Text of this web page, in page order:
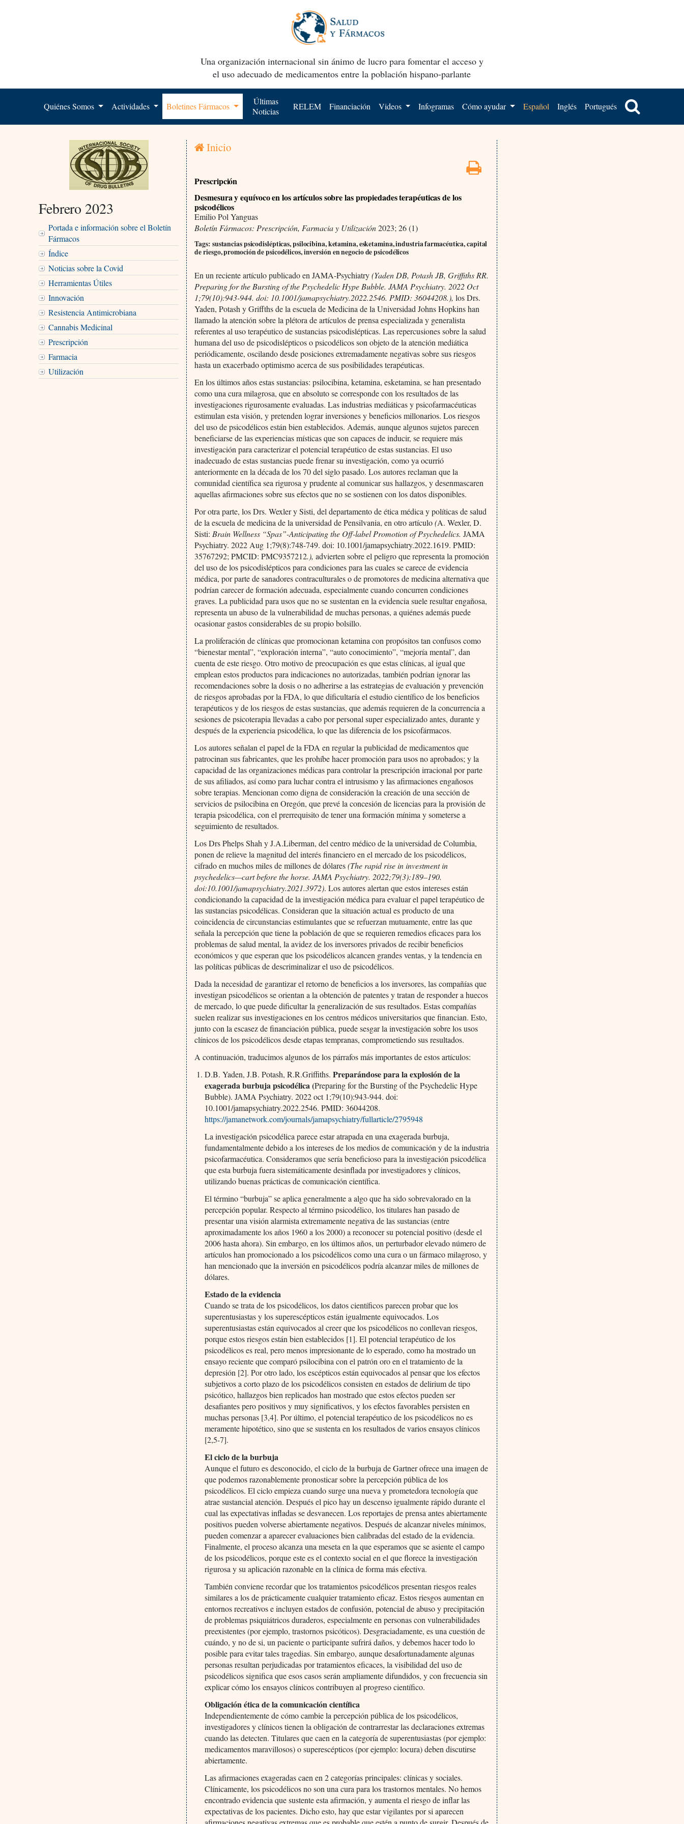
Una organización internacional sin ánimo de lucro para fomentar el acceso y
el uso adecuado de medicamentos entre la población hispano-parlante
Quiénes Somos Actividades Boletines Fármacos
Últimas
Noticias
RELEM Financiación Videos Infogramas Cómo ayudar Español Inglés Portugués
Febrero 2023
Portada e información sobre el Boletín
Fármacos
Índice
Noticias sobre la Covid
Herramientas Útiles
Innovación
Resistencia Antimicrobiana
Cannabis Medicinal
Prescripción
Farmacia
Utilización
Inicio
Prescripción
Desmesura y equívoco en los artículos sobre las propiedades terapéuticas de los
psicodélicos
Emilio Pol Yanguas
Boletín Fármacos: Prescripción, Farmacia y Utilización2023; 26 (1)
Tags: sustancias psicodislépticas, psilocibina, ketamina, esketamina, industria farmacéutica, capital
de riesgo, promoción de psicodélicos, inversión en negocio de psicodélicos
En un reciente artículo publicado en JAMA-Psychiatry(Yaden DB, Potash JB, Griffiths RR.
Preparing for the Bursting of the Psychedelic Hype Bubble. JAMA Psychiatry. 2022 Oct
1;79(10):943-944. doi: 10.1001/jamapsychiatry.2022.2546. PMID: 36044208.), los Drs.
Yaden, Potash y Griffths de la escuela de Medicina de la Universidad Johns Hopkins han
llamado la atención sobre la plétora de artículos de prensa especializada y generalista
referentes al uso terapéutico de sustancias psicodislépticas. Las repercusiones sobre la salud
humana del uso de psicodislépticos o psicodélicos son objeto de la atención mediática
periódicamente, oscilando desde posiciones extremadamente negativas sobre sus riesgos
hasta un exacerbado optimismo acerca de sus posibilidades terapéuticas.
En los últimos años estas sustancias: psilocibina, ketamina, esketamina, se han presentado
como una cura milagrosa, que en absoluto se corresponde con los resultados de las
investigaciones rigurosamente evaluadas. Las industrias mediáticas y psicofarmacéuticas
estimulan esta visión, y pretenden lograr inversiones y beneficios millonarios. Los riesgos
del uso de psicodélicos están bien establecidos. Además, aunque algunos sujetos parecen
beneficiarse de las experiencias místicas que son capaces de inducir, se requiere más
investigación para caracterizar el potencial terapéutico de estas sustancias. El uso
inadecuado de estas sustancias puede frenar su investigación, como ya ocurrió
anteriormente en la década de los 70 del siglo pasado. Los autores reclaman que la
comunidad científica sea rigurosa y prudente al comunicar sus hallazgos, y desenmascaren
aquellas afirmaciones sobre sus efectos que no se sostienen con los datos disponibles.
Por otra parte, los Drs. Wexler y Sisti, del departamento de ética médica y políticas de salud
de la escuela de medicina de la universidad de Pensilvania, en otro artículo(A. Wexler, D.
Sisti: Brain Wellness “Spas”-Anticipating the Off-label Promotion of Psychedelics.JAMA
Psychiatry. 2022 Aug 1;79(8):748-749. doi: 10.1001/jamapsychiatry.2022.1619. PMID:
35767292; PMCID: PMC9357212.), advierten sobre el peligro que representa la promoción
del uso de los psicodislépticos para condiciones para las cuales se carece de evidencia
médica, por parte de sanadores contraculturales o de promotores de medicina alternativa que
podrían carecer de formación adecuada, especialmente cuando concurren condiciones
graves. La publicidad para usos que no se sustentan en la evidencia suele resultar engañosa,
representa un abuso de la vulnerabilidad de muchas personas, a quiénes además puede
ocasionar gastos considerables de su propio bolsillo.
La proliferación de clínicas que promocionan ketamina con propósitos tan confusos como
“bienestar mental”, “exploración interna”, “auto conocimiento”, “mejoría mental”, dan
cuenta de este riesgo. Otro motivo de preocupación es que estas clínicas, al igual que
emplean estos productos para indicaciones no autorizadas, también podrían ignorar las
recomendaciones sobre la dosis o no adherirse a las estrategias de evaluación y prevención
de riesgos aprobadas por la FDA, lo que dificultaría el estudio científico de los beneficios
terapéuticos y de los riesgos de estas sustancias, que además requieren de la concurrencia a
sesiones de psicoterapia llevadas a cabo por personal super especializado antes, durante y
después de la experiencia psicodélica, lo que las diferencia de los psicofármacos.
Los autores señalan el papel de la FDA en regular la publicidad de medicamentos que
patrocinan sus fabricantes, que les prohíbe hacer promoción para usos no aprobados; y la
capacidad de las organizaciones médicas para controlar la prescripción irracional por parte
de sus afiliados, así como para luchar contra el intrusismo y las afirmaciones engañosos
sobre terapias. Mencionan como digna de consideración la creación de una sección de
servicios de psilocibina en Oregón, que prevé la concesión de licencias para la provisión de
terapia psicodélica, con el prerrequisito de tener una formación mínima y someterse a
seguimiento de resultados.
Los Drs Phelps Shah y J.A.Liberman, del centro médico de la universidad de Columbia,
ponen de relieve la magnitud del interés financiero en el mercado de los psicodélicos,
cifrado en muchos miles de millones de dólares(The rapid rise in investment in
psychedelics—cart before the horse. JAMA Psychiatry. 2022;79(3):189–190.
doi:10.1001/jamapsychiatry.2021.3972). Los autores alertan que estos intereses están
condicionando la capacidad de la investigación médica para evaluar el papel terapéutico de
las sustancias psicodélicas. Consideran que la situación actual es producto de una
coincidencia de circunstancias estimulantes que se refuerzan mutuamente, entre las que
señala la percepción que tiene la población de que se requieren remedios eficaces para los
problemas de salud mental, la avidez de los inversores privados de recibir beneficios
económicos y que esperan que los psicodélicos alcancen grandes ventas, y la tendencia en
las políticas públicas de descriminalizar el uso de psicodélicos.
Dada la necesidad de garantizar el retorno de beneficios a los inversores, las compañías que
investigan psicodélicos se orientan a la obtención de patentes y tratan de responder a huecos
de mercado, lo que puede dificultar la generalización de sus resultados. Estas compañías
suelen realizar sus investigaciones en los centros médicos universitarios que financian. Esto,
junto con la escasez de financiación pública, puede sesgar la investigación sobre los usos
clínicos de los psicodélicos desde etapas tempranas, comprometiendo sus resultados.
A continuación, traducimos algunos de los párrafos más importantes de estos artículos:
D.B. Yaden, J.B. Potash, R.R.Griffiths.Preparándose para la explosión de la
exagerada burbuja psicodélica (Preparing for the Bursting of the Psychedelic Hype
Bubble). JAMA Psychiatry. 2022 oct 1;79(10):943-944. doi:
10.1001/jamapsychiatry.2022.2546. PMID: 36044208.
https://jamanetwork.com/journals/jamapsychiatry/fullarticle/2795948
La investigación psicodélica parece estar atrapada en una exagerada burbuja,
fundamentalmente debido a los intereses de los medios de comunicación y de la industria
psicofarmacéutica. Consideramos que sería beneficioso para la investigación psicodélica
que esta burbuja fuera sistemáticamente desinflada por investigadores y clínicos,
utilizando buenas prácticas de comunicación científica.
El término “burbuja” se aplica generalmente a algo que ha sido sobrevalorado en la
percepción popular. Respecto al término psicodélico, los titulares han pasado de
presentar una visión alarmista extremamente negativa de las sustancias (entre
aproximadamente los años 1960 a los 2000) a reconocer su potencial positivo (desde el
2006 hasta ahora). Sin embargo, en los últimos años, un perturbador elevado número de
artículos han promocionado a los psicodélicos como una cura o un fármaco milagroso, y
han mencionado que la inversión en psicodélicos podría alcanzar miles de millones de
dólares.
Estado de la evidencia
Cuando se trata de los psicodélicos, los datos científicos parecen probar que los
superentusiastas y los superescépticos están igualmente equivocados. Los
superentusiastas están equivocados al creer que los psicodélicos no conllevan riesgos,
porque estos riesgos están bien establecidos [1]. El potencial terapéutico de los
psicodélicos es real, pero menos impresionante de lo esperado, como ha mostrado un
ensayo reciente que comparó psilocibina con el patrón oro en el tratamiento de la
depresión [2]. Por otro lado, los escépticos están equivocados al pensar que los efectos
subjetivos a corto plazo de los psicodélicos consisten en estados de delirium de tipo
psicótico, hallazgos bien replicados han mostrado que estos efectos pueden ser
desafiantes pero positivos y muy significativos, y los efectos favorables persisten en
muchas personas [3,4]. Por último, el potencial terapéutico de los psicodélicos no es
meramente hipotético, sino que se sustenta en los resultados de varios ensayos clínicos
[2,5-7].
El ciclo de la burbuja
Aunque el futuro es desconocido, el ciclo de la burbuja de Gartner ofrece una imagen de
que podemos razonablemente pronosticar sobre la percepción pública de los
psicodélicos. El ciclo empieza cuando surge una nueva y prometedora tecnología que
atrae sustancial atención. Después el pico hay un descenso igualmente rápido durante el
cual las expectativas infladas se desvanecen. Los reportajes de prensa antes abiertamente
positivos pueden volverse abiertamente negativos. Después de alcanzar niveles mínimos,
pueden comenzar a aparecer evaluaciones bien calibradas del estado de la evidencia.
Finalmente, el proceso alcanza una meseta en la que esperamos que se asiente el campo
de los psicodélicos, porque este es el contexto social en el que florece la investigación
rigurosa y su aplicación razonable en la clínica de forma más efectiva.
También conviene recordar que los tratamientos psicodélicos presentan riesgos reales
similares a los de prácticamente cualquier tratamiento eficaz. Estos riesgos aumentan en
entornos recreativos e incluyen estados de confusión, potencial de abuso y precipitación
de problemas psiquiátricos duraderos, especialmente en personas con vulnerabilidades
preexistentes (por ejemplo, trastornos psicóticos). Desgraciadamente, es una cuestión de
cuándo, y no de si, un paciente o participante sufrirá daños, y debemos hacer todo lo
posible para evitar tales tragedias. Sin embargo, aunque desafortunadamente algunas
personas resultan perjudicadas por tratamientos eficaces, la visibilidad del uso de
psicodélicos significa que esos casos serán ampliamente difundidos, y con frecuencia sin
explicar cómo los ensayos clínicos contribuyen al progreso científico.
Obligación ética de la comunicación científica
Independientemente de cómo cambie la percepción pública de los psicodélicos,
investigadores y clínicos tienen la obligación de contrarrestar las declaraciones extremas
cuando las detecten. Titulares que caen en la categoría de superentusiastas (por ejemplo:
medicamentos maravillosos) o superescépticos (por ejemplo: locura) deben discutirse
abiertamente.
Las afirmaciones exageradas caen en 2 categorías principales: clínicas y sociales.
Clínicamente, los psicodélicos no son una cura para los trastornos mentales. No hemos
encontrado evidencia que sustente esta afirmación, y aumenta el riesgo de inflar las
expectativas de los pacientes. Dicho esto, hay que estar vigilantes por si aparecen